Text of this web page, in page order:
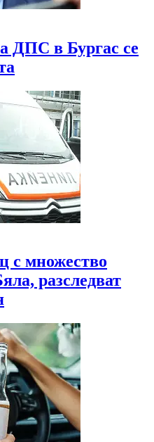
ДПС в Бургас се
с множество
разследват